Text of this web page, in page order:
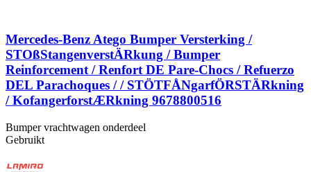
Mercedes-Benz Atego Bumper Versterking /
STOßStangenverstÄRkung / Bumper
Reinforcement / Renfort DE Pare-Chocs / Refuerzo
DEL Parachoques / / STÖTFÅNgarfÖRSTÄRkning
/ KofangerforstÆRkning 9678800516
Bumper vrachtwagen onderdeel
Gebruikt